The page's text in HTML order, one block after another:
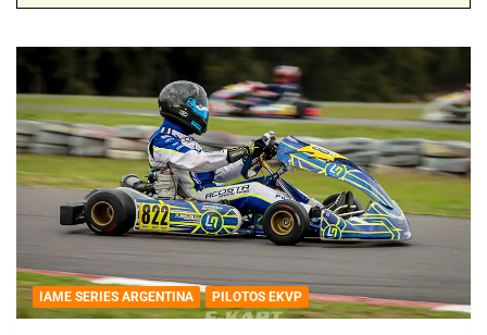
IAME SERIES ARGENTINA PILOTOS EKVP